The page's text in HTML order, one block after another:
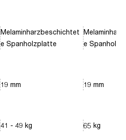
Melaminharzbeschichtet
e Spanholzplatte
19 mm
41 - 49 kg
e
19 mm
65 kg